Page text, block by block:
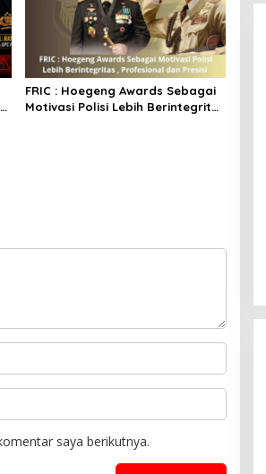
FRIC : Hoegeng Awards Sebagai
Motivasi Polisi Lebih Berintegritas
saya berikutnya.